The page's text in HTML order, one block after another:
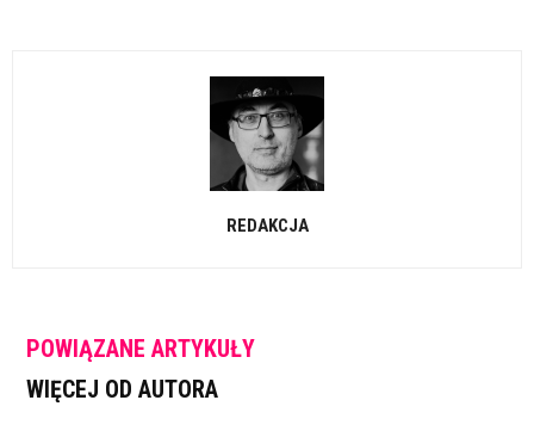
REDAKCJA
POWIĄZANE ARTYKUŁY
WIĘCEJ OD AUTORA